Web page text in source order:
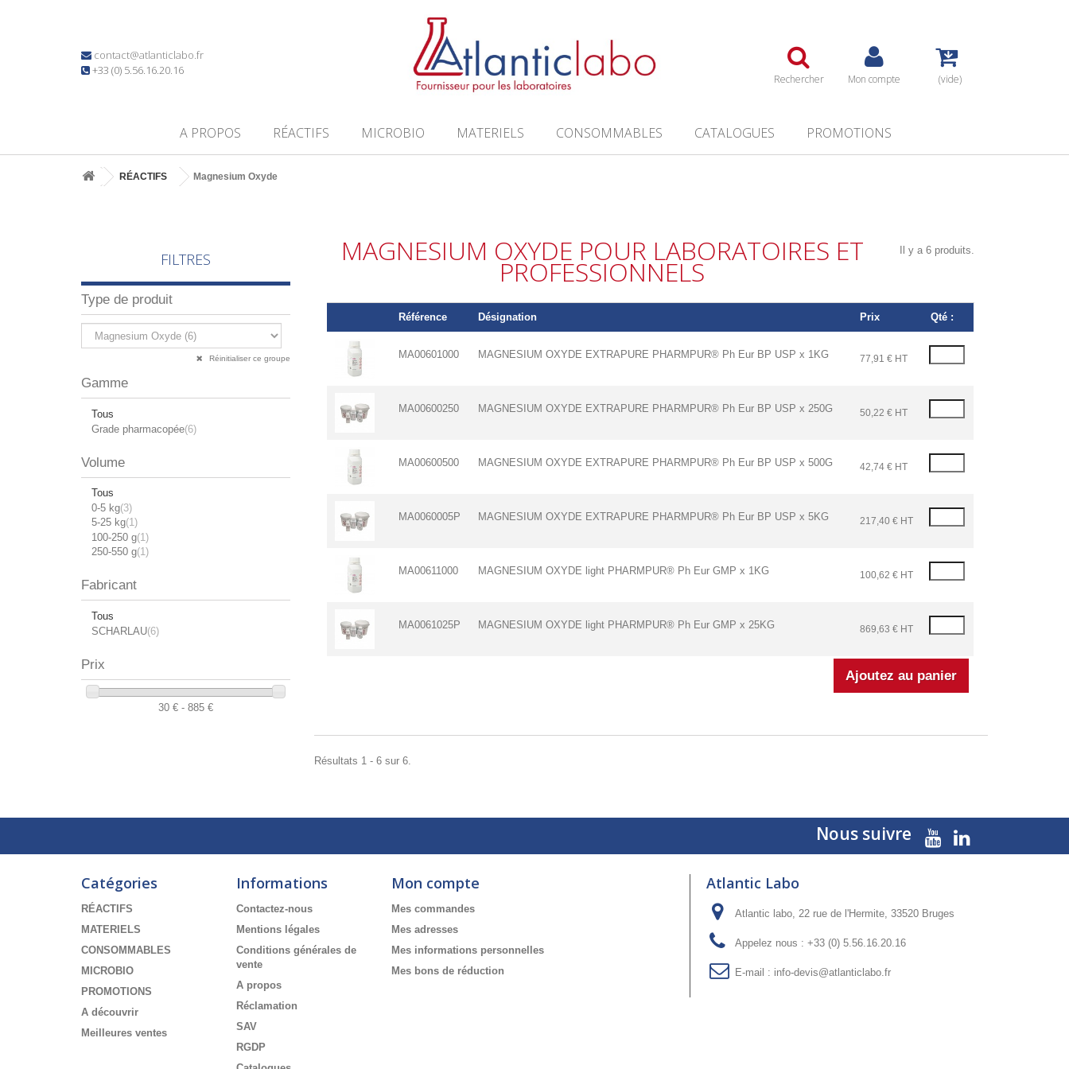
contact@atlanticlabo.fr
+33 (0) 5.56.16.20.16
Rechercher Mon compte (vide)
A PROPOS RÉACTIFS MICROBIO MATERIELS CONSOMMABLES CATALOGUES PROMOTIONS
RÉACTIFS Magnesium Oxyde
FILTRES
Type de produit
Réinitialiser ce groupe
Gamme
Tous
Grade pharmacopée(6)
Volume
Tous
0-5 kg(3)
5-25 kg(1)
100-250 g(1)
250-550 g(1)
Fabricant
Tous
SCHARLAU(6)
Prix
30 € - 885 €
MAGNESIUM OXYDE POUR LABORATOIRES ET
PROFESSIONNELS
Il y a 6 produits.
Référence Désignation Prix Qté :
MA00601000 MAGNESIUM OXYDE EXTRAPURE PHARMPUR® Ph Eur BP USP x 1KG 77,91 € HT
MA00600250 MAGNESIUM OXYDE EXTRAPURE PHARMPUR® Ph Eur BP USP x 250G 50,22 € HT
MA00600500 MAGNESIUM OXYDE EXTRAPURE PHARMPUR® Ph Eur BP USP x 500G 42,74 € HT
MA0060005P MAGNESIUM OXYDE EXTRAPURE PHARMPUR® Ph Eur BP USP x 5KG 217,40 € HT
MA00611000 MAGNESIUM OXYDE light PHARMPUR® Ph Eur GMP x 1KG 100,62 € HT
MA0061025P MAGNESIUM OXYDE light PHARMPUR® Ph Eur GMP x 25KG 869,63 € HT
Résultats 1 - 6 sur 6.
Nous suivre
Catégories
RÉACTIFS
MATERIELS
CONSOMMABLES
MICROBIO
PROMOTIONS
A découvrir
Meilleures ventes
Informations
Contactez-nous
Mentions légales
Conditions générales de
vente
A propos
Réclamation
SAV
RGDP
Mon compte
Mes commandes
Mes adresses
Mes informations personnelles
Mes bons de réduction
Atlantic Labo
Atlantic labo, 22 rue de l'Hermite, 33520 Bruges
Appelez nous : +33 (0) 5.56.16.20.16
E-mail : info-devis@atlanticlabo.fr